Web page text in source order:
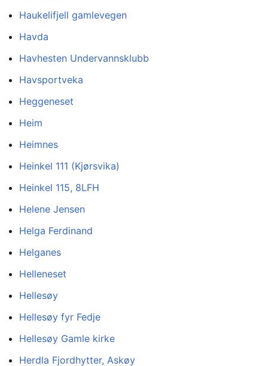
Haukelifjell gamlevegen
Havda
Havhesten Undervannsklubb
Havsportveka
Heggeneset
Heim
Heimnes
Heinkel 111 (Kjørsvika)
Heinkel 115, 8LFH
Helene Jensen
Helga Ferdinand
Helganes
Helleneset
Hellesøy
Hellesøy fyr Fedje
Hellesøy Gamle kirke
Herdla Fjordhytter, Askøy